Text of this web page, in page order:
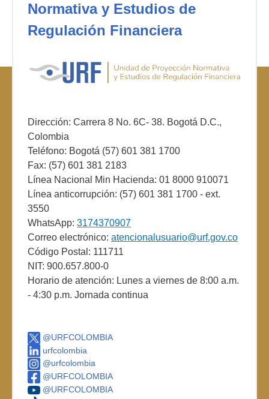
Normativa y Estudios de
Regulación Financiera
Dirección: Carrera 8 No. 6C- 38. Bogotá D.C.,
Colombia
Teléfono: Bogotá (57) 601 381 1700
Fax: (57) 601 381 2183
Línea Nacional Min Hacienda: 01 8000 910071
Línea anticorrupción: (57) 601 381 1700 - ext.
3550
WhatsApp: 3174370907
Correo electrónico: atencionalusuario@urf.gov.co
Código Postal: 111711
NIT: 900.657.800-0
Horario de atención: Lunes a viernes de 8:00 a.m.
- 4:30 p.m. Jornada continua
@URFCOLOMBIA
urfcolombia
@urfcolombia
@URFCOLOMBIA
@URFCOLOMBIA